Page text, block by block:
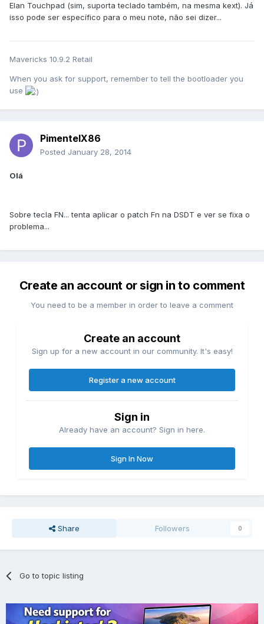
Elan Touchpad (sim, suporta teclado também, na mesma kext). Já
isso pode ser específico para o meu note, não sei dizer...
Mavericks 10.9.2 Retail
When you ask for support, remember to tell the bootloader you
use
PimentelX86
Posted January 28, 2014
Olá
Sobre tecla FN... tenta aplicar o patch Fn na DSDT e ver se fixa o
problema...
Create an account or sign in to comment
You need to be a member in order to leave a comment
Create an account
Sign up for a new account in our community. It's easy!
Register a new account
Sign in
Already have an account? Sign in here.
Sign In Now
Share Followers 0
Go to topic listing